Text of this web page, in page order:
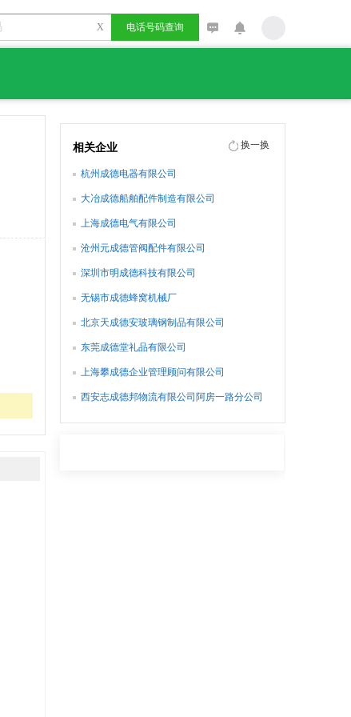
X 电话号码查询
相关企业 换一换
杭州成德电器有限公司
大冶成德船舶配件制造有限公司
上海成德电气有限公司
沧州元成德管阀配件有限公司
深圳市明成德科技有限公司
无锡市成德蜂窝机械厂
北京天成德安玻璃钢制品有限公司
东莞成德堂礼品有限公司
上海攀成德企业管理顾问有限公司
西安志成德邦物流有限公司阿房一路分公司